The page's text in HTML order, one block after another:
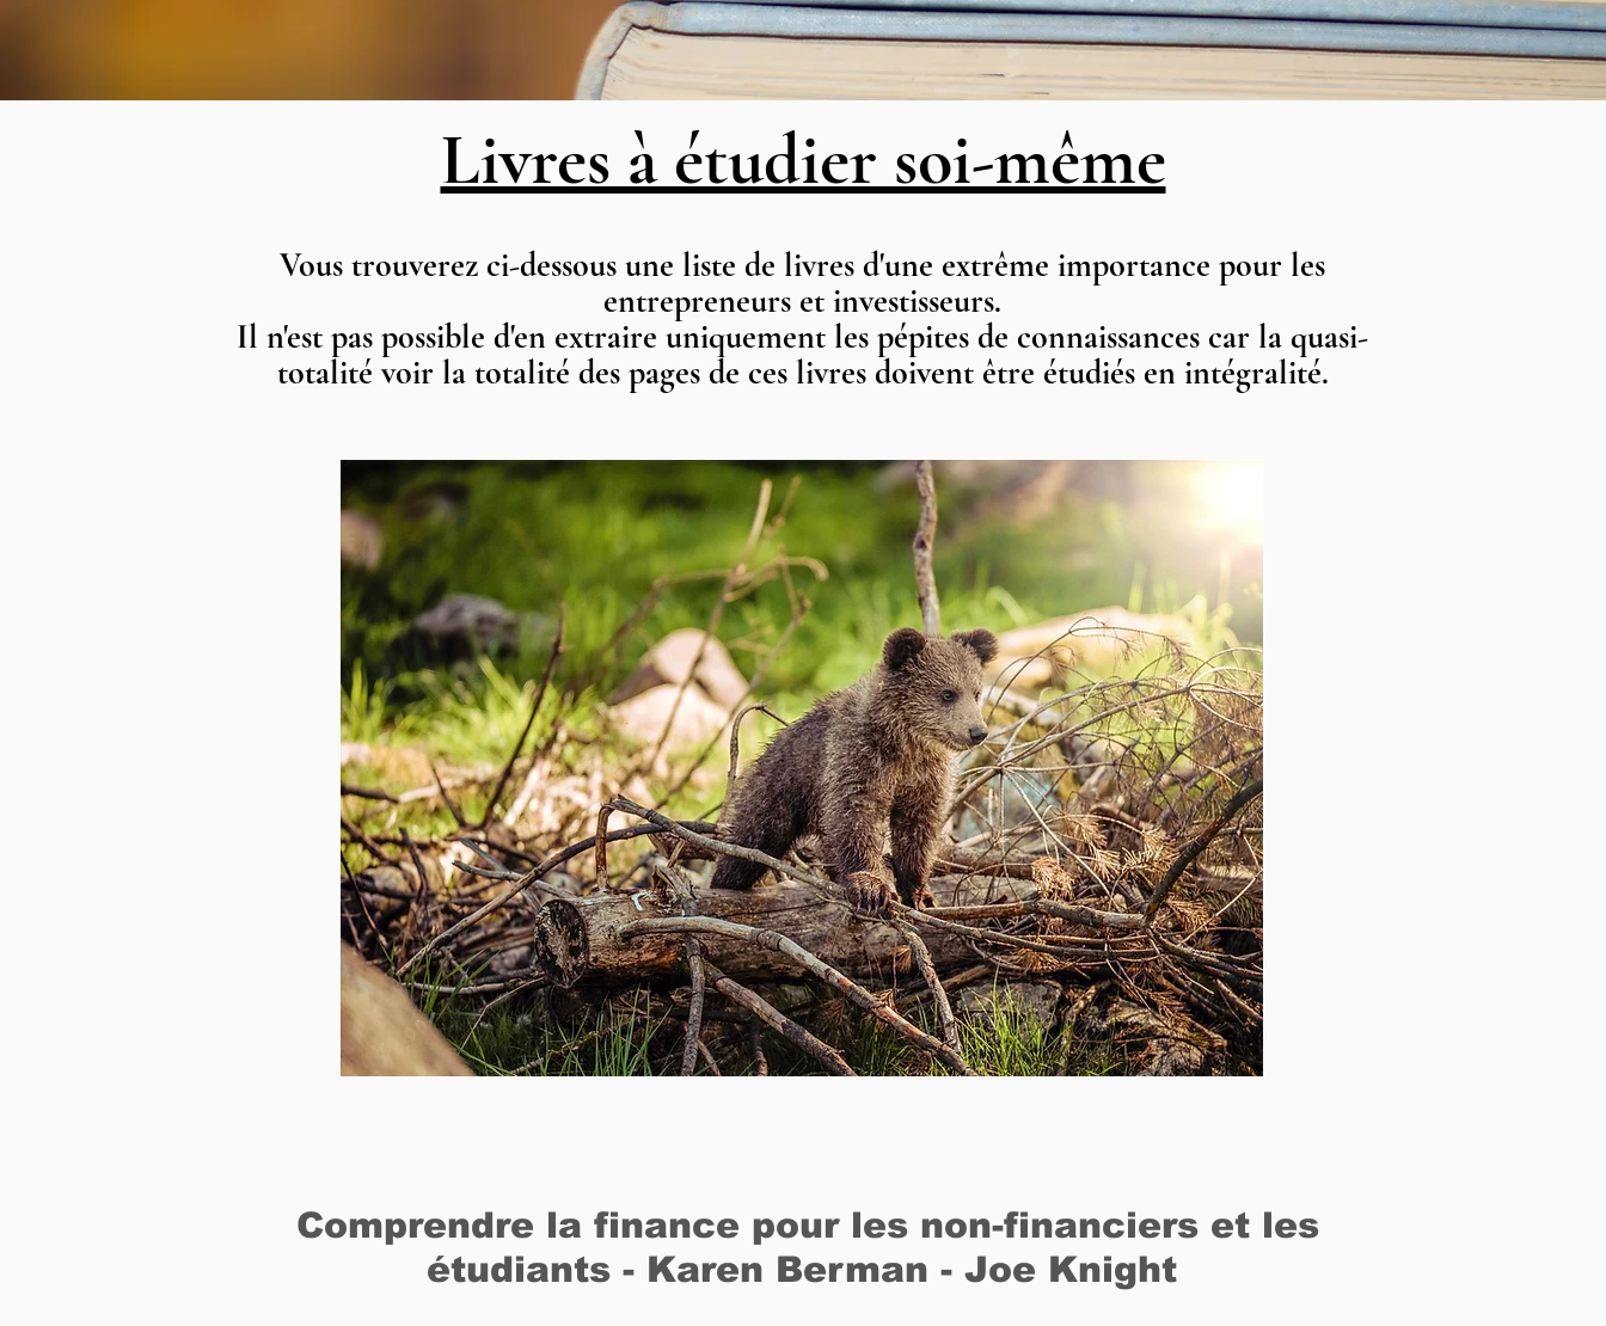
Livres à étudier soi-même
Vous trouverez ci-dessous une liste de livres d'une extrême importance pour les
entrepreneurs et investisseurs.
Il n'est pas possible d'en extraire uniquement les pépites de connaissances car la quasi-
totalité voir la totalité des pages de ces livres doivent être étudiés en intégralité.
Comprendre la finance pour les non-financiers et les
étudiants - Karen Berman - Joe Knight